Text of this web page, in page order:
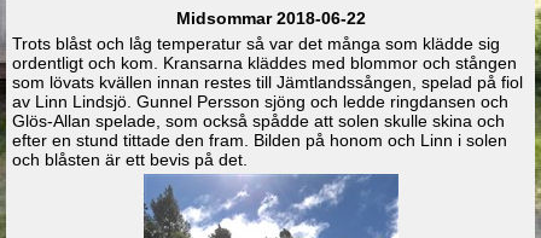
Midsommar 2018-06-22
Trots blåst och låg temperatur så var det många som klädde sig
ordentligt och kom. Kransarna kläddes med blommor och stången
som lövats kvällen innan restes till Jämtlandssången, spelad på fiol
av Linn Lindsjö. Gunnel Persson sjöng och ledde ringdansen och
Glös-Allan spelade, som också spådde att solen skulle skina och
efter en stund tittade den fram. Bilden på honom och Linn i solen
och blåsten är ett bevis på det.